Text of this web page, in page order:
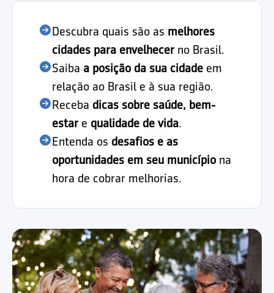
Descubra quais são as melhores
cidades para envelhecerno Brasil.
Saiba a posição da sua cidade em
relação ao Brasil e à sua região.
Receba dicas sobre saúde, bem-
estare qualidade de vida.
Entenda os desafios e as
oportunidades em seu município na
hora de cobrar melhorias.